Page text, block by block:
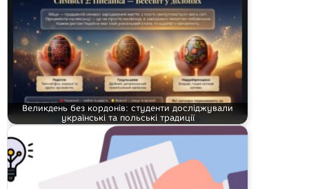
Великдень без кордонів: студенти досліджували
українські та польські традиції